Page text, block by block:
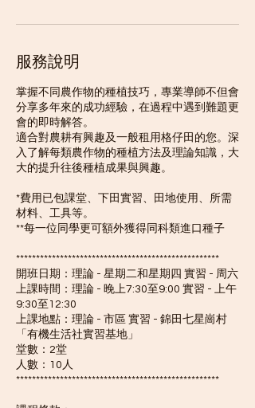
服務說明
掌握不同農作物的種植技巧，專業導師不但會
分享多年來的成功經驗，在過程中遇到難題更
會的即時解答。
適合對農耕有興趣及一般租用格仔田的您。深
入了解每類農作物的種植方法及理論知識，大
大的提升往後種植成果與興趣。
*費用已包課堂、下田實習、田地使用、所需
材料、工具等。
**每一位同學更可額外獲得同科類進口種子
***************************************************
開班日期：理論 - 星期二和星期四 實習 - 周六
上課時間：理論 - 晚上7:30至9:00 實習 - 上午
9:30至12:30
上課地點：理論 - 市區 實習 - 錦田七星崗村
「有機生活社實習基地」
堂數：2堂
人數：10人
***************************************************